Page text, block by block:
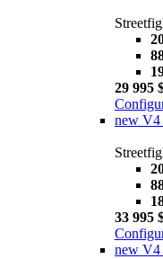
29 995
new V4
33 995
new V4